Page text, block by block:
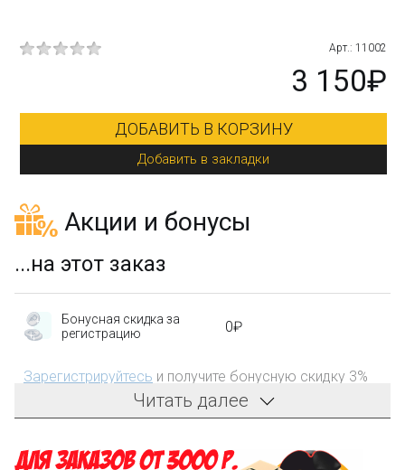
Арт.: 11002
3 150₽
ДОБАВИТЬ В КОРЗИНУ
Добавить в закладки
Акции и бонусы
...на этот заказ
Бонусная скидка за
регистрацию
0₽
Зарегистрируйтесь и получите бонусную скидку 3%
на первый заказ!
затрат на доставку
Читать далее